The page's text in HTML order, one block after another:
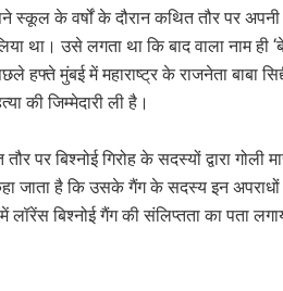
स्कूल के वर्षों के दौरान कथित तौर पर
था। उसे लगता था कि बाद वाला नाम ही
मुंबई में महाराष्ट्र के राजनेता बाबा
की जिम्मेदारी ली है।
बिश्नोई गिरोह के सदस्यों द्वारा गोली
जाता है कि उसके गैंग के सदस्य इन
बिश्नोई गैंग की संलिप्तता का पता